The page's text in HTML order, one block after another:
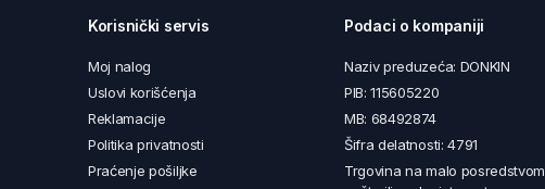
Korisnički servis
Moj nalog
Uslovi korišćenja
Reklamacije
Politika privatnosti
Praćenje pošiljke
Podaci o kompaniji
Naziv preduzeća: DONKIN
PIB: 115605220
MB: 68492874
Šifra delatnosti: 4791
Trgovina na malo posredstvom